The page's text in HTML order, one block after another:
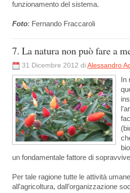
funzionamento del sistema.
Foto: Fernando Fraccaroli
7. La natura non può fare a
31 Dicembre 2012 di Alessandro
un fondamentale fattore di
Per tale ragione tutte le attività
all’agricoltura, dall’organizzazione